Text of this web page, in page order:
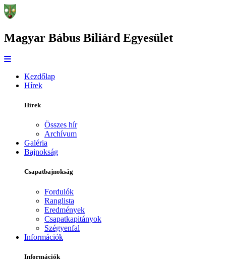
Magyar Bábus Biliárd Egyesület
Kezdőlap
Hírek
Hírek
Összes hír
Archívum
Galéria
Bajnokság
Csapatbajnokság
Fordulók
Ranglista
Eredmények
Csapatkapitányok
Szégyenfal
Információk
Információk